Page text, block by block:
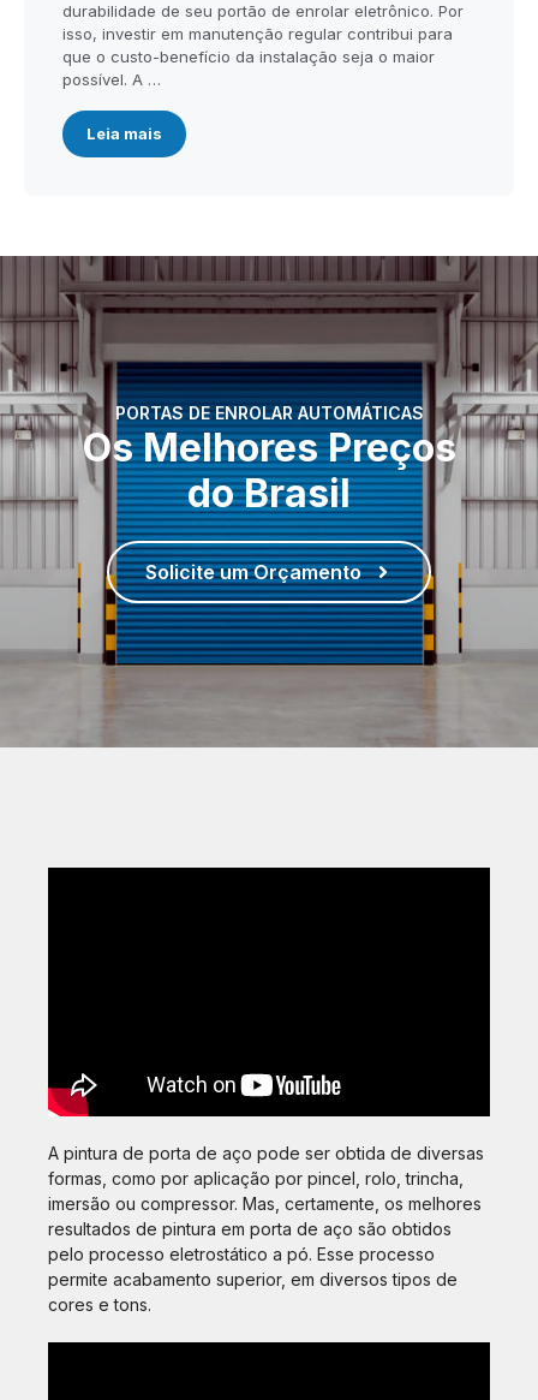
durabilidade de seu portão de enrolar eletrônico. Por
isso, investir em manutenção regular contribui para
que o custo-benefício da instalação seja o maior
possível. A …
Leia mais
PORTAS DE ENROLAR AUTOMÁTICAS
Os Melhores Preços
do Brasil
Solicite um Orçamento
A pintura de porta de aço pode ser obtida de diversas
formas, como por aplicação por pincel, rolo, trincha,
imersão ou compressor. Mas, certamente, os melhores
resultados de pintura em porta de aço são obtidos
pelo processo eletrostático a pó. Esse processo
permite acabamento superior, em diversos tipos de
cores e tons.